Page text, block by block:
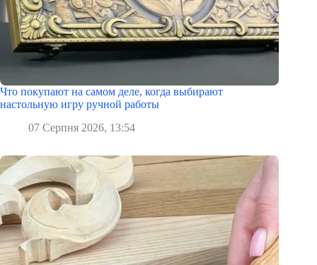
Что покупают на самом деле, когда выбирают
настольную игру ручной работы
07 Серпня 2026, 13:54